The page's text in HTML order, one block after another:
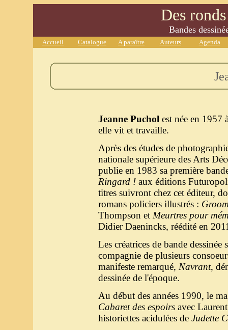
Des
Bandes
Accueil Catalogue A paraître Auteurs Agenda
Jeanne Puchol est née en 1957
elle vit et travaille.
Après des études de
nationale supérieure des Arts
publie en 1983 sa première
Ringard ! aux éditions
titres suivront chez cet éditeur,
romans policiers illustrés :
Thompson et Meurtres pour
Didier Daenincks, réédité en
Les créatrices de bande
compagnie de plusieurs
manifeste remarqué, Navrant,
dessinée de l'époque.
Au début des années 1990, le
Cabaret des espoirs avec
historiettes acidulées de Judette